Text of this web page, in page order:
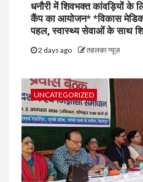
धनौरी में शिवभक्त कांवड़ियों के
कैंप का आयोजन* *विकास
पहल, स्वास्थ्य सेवाओं के साथ
2 days ago तहलका न्यूज़
UNCATEGORIZED